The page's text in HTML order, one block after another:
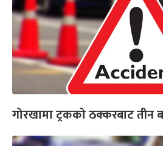
गोरखामा ट्रकको ठक्करबाट तीन